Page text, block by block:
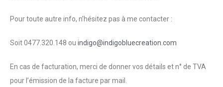
Pour toute autre info, n’hésitez pas à me contacter :
Soit 0477.320.148 ou indigo@indigobluecreation.com
En cas de facturation, merci de donner vos détails et n° de TVA
pour l’émission de la facture par mail.